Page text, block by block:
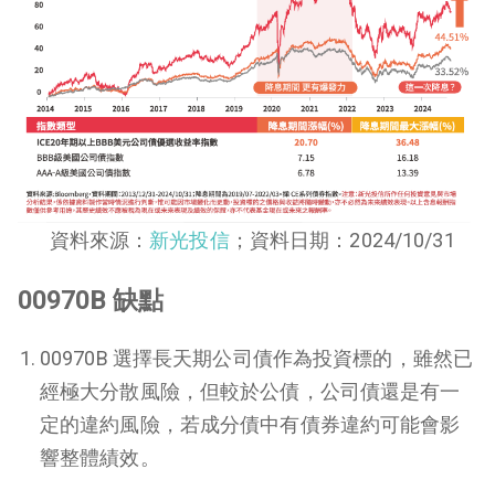
資料來源： 新光投信；資料日期：2024/10/31
00970B 缺點
00970B 選擇長天期公司債作為投資標的，雖然已
經極大分散風險，但較於公債，公司債還是有一
定的違約風險，若成分債中有債券違約可能會影
響整體績效。